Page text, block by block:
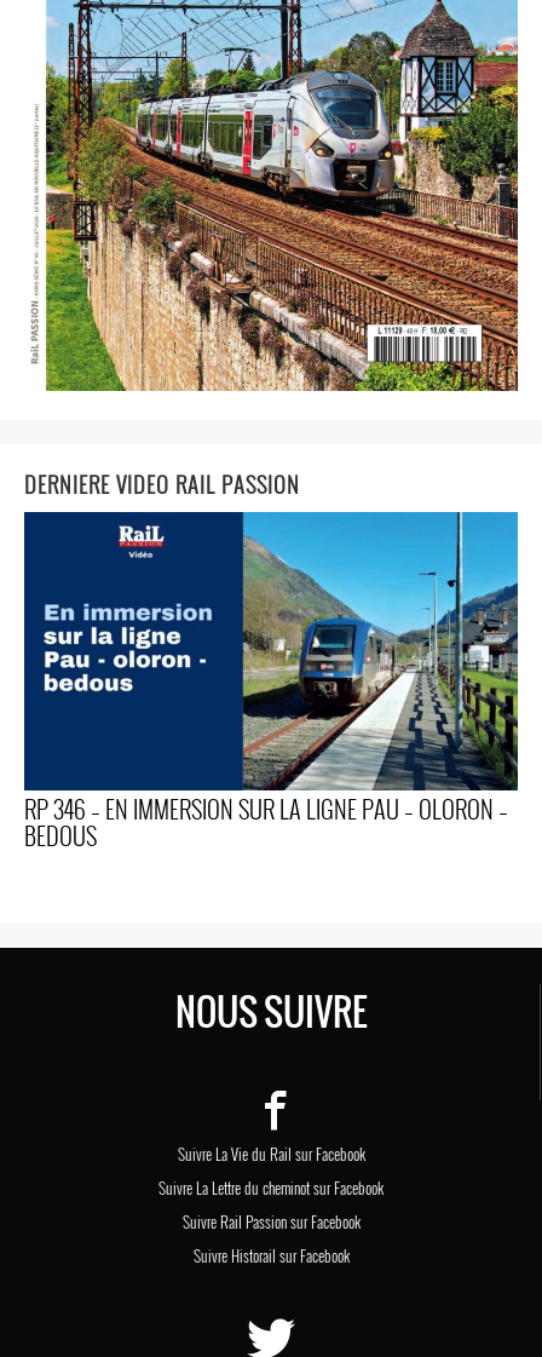
DERNIERE VIDEO RAIL PASSION
RP 346 – EN IMMERSION SUR LA LIGNE PAU – OLORON –
BEDOUS
NOUS SUIVRE
Suivre La Vie du Rail sur Facebook
Suivre La Lettre du cheminot sur Facebook
Suivre Rail Passion sur Facebook
Suivre Historail sur Facebook